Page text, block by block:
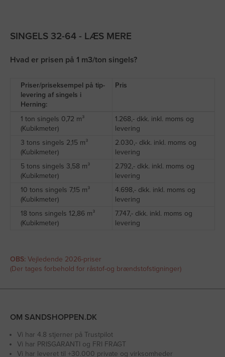
SINGELS 32-64 - LÆS MERE
Hvad er prisen på 1 m3/ton singels?
Priser/priseksempel på tip-
levering af singels i
Herning:
Pris
1 ton singels 0,72 m³
(Kubikmeter)
1.268,- dkk. inkl. moms og
levering
3 tons singels 2,15 m³
(Kubikmeter)
2.030,- dkk. inkl. moms og
levering
5 tons singels 3,58 m³
(Kubikmeter)
2.792,- dkk. inkl. moms og
levering
10 tons singels 7,15 m³
(Kubikmeter)
4.698,- dkk. inkl. moms og
levering
18 tons singels 12,86 m³
(Kubikmeter)
7.747,- dkk. inkl. moms og
levering
OBS: Vejledende 2026-priser
(Der tages forbehold for råstof-og brændstofstigninger)
OM SANDSHOPPEN.DK
Vi har 4.8 stjerner på Trustpilot
Vi har PRISGARANTI og FRI FRAGT
Vi har leveret til +30.000 private og virksomheder